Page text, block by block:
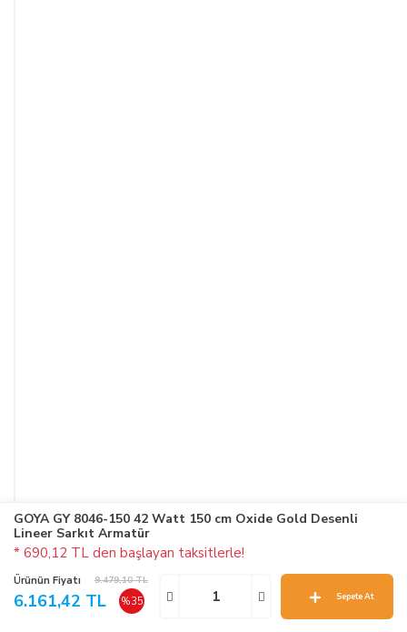
GOYA GY 8046-150 42 Watt 150 cm Oxide Gold Desenli
Lineer Sarkıt Armatür
* 690,12 TL den başlayan taksitlerle!
Ürünün Fiyatı 9.479,10 TL
6.161,42 TL %35 Sepete At